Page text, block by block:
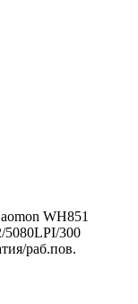
WH851
5080LPI/300
раб.пов.